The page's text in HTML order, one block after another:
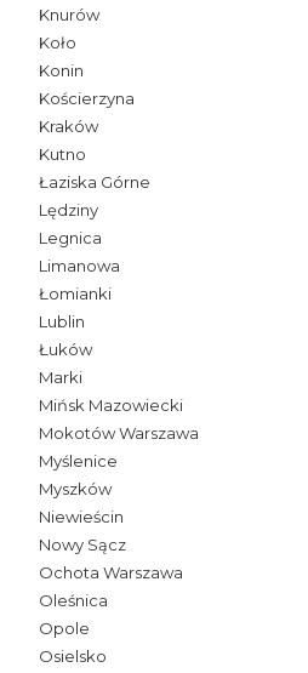
Knurów
Koło
Konin
Kościerzyna
Kraków
Kutno
Łaziska Górne
Lędziny
Legnica
Limanowa
Łomianki
Lublin
Łuków
Marki
Mińsk Mazowiecki
Mokotów Warszawa
Myślenice
Myszków
Niewieścin
Nowy Sącz
Ochota Warszawa
Oleśnica
Opole
Osielsko